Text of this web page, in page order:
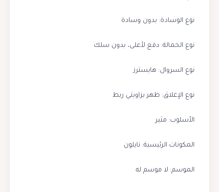
نوع الوسادة: بدون وسادة
نوع الحمالة: دفع لأعلى، بدون سلك
نوع السروال: هايسترز
نوع الإغلاق: ظهر بزاويتي ربط
الأسلوب: مثير
المكونات الرئيسية: نايلون
الموسم: لا موسم له